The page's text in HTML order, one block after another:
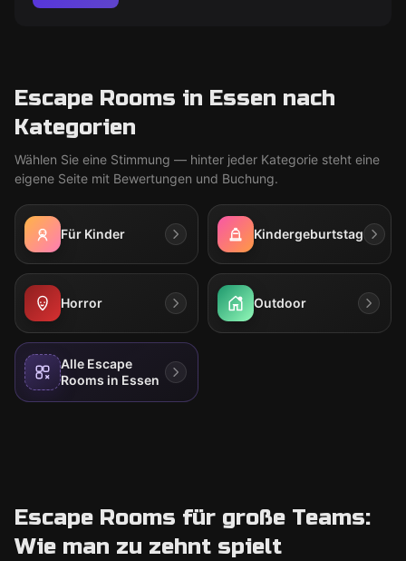
Escape Rooms in Essen nach
Kategorien
Wählen Sie eine Stimmung — hinter jeder Kategorie steht eine
eigene Seite mit Bewertungen und Buchung.
Für Kinder Kindergeburtstag
Horror Outdoor
Alle Escape
Rooms in Essen
Escape Rooms für große Teams:
Wie man zu zehnt spielt